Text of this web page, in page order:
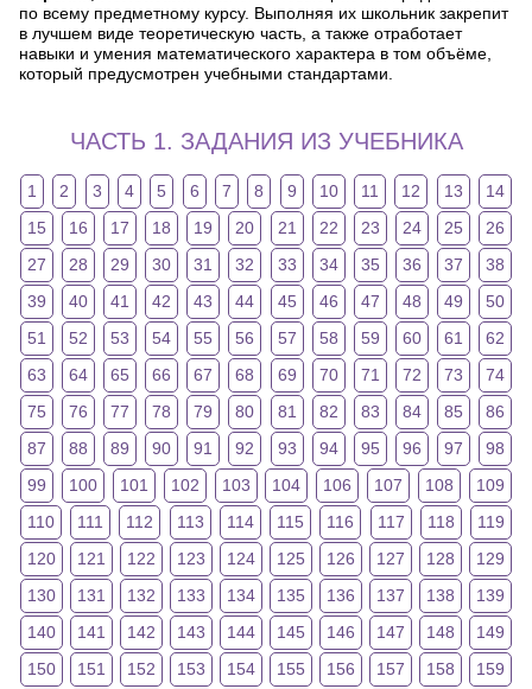
по всему предметному курсу. Выполняя их школьник закрепит
в лучшем виде теоретическую часть, а также отработает
навыки и умения математического характера в том объёме,
который предусмотрен учебными стандартами.
ЧАСТЬ 1. ЗАДАНИЯ ИЗ УЧЕБНИКА
1 2 3 4 5 6 7 8 9 10 11 12 13
14
15
16 17 18 19 20 21 22 23 24 25
26
27
28 29 30 31 32 33 34 35 36 37
38
39
40 41 42 43 44 45 46 47 48 49
50
51
52 53 54 55 56 57 58 59 60 61
62
63
64 65 66 67 68 69 70 71 72 73
74
75
76 77 78 79 80 81 82 83 84 85
86
87
88 89 90 91 92 93 94 95 96 97
98
99
100 101 102 103 104 106 107 108
109
110
111 112 113 114 115 116 117 118
119
120
121 122 123 124 125 126 127 128
129
130
131 132 133 134 135 136 137 138
139
140
141 142 143 144 145 146 147 148
149
150
151 152 153 154 155 156 157 158
159